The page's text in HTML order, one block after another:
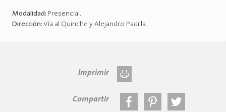
Modalidad: Presencial.
Dirección: Vía al Quinche y Alejandro Padilla.
Imprimir
Compartir